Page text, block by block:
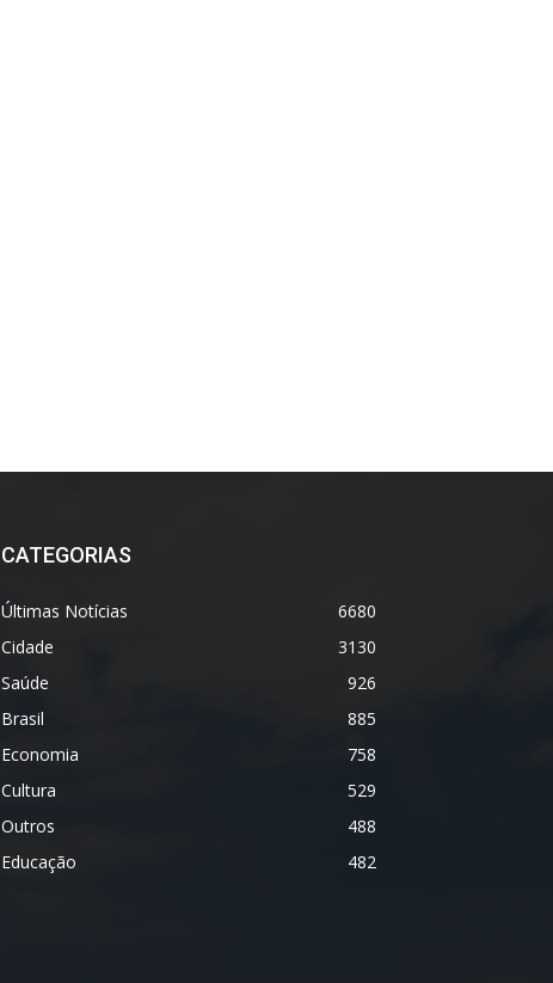
CATEGORIAS
Últimas Notícias
6680
Cidade
3130
Saúde
926
Brasil
885
Economia
758
Cultura
529
Outros
488
Educação
482